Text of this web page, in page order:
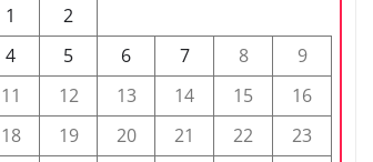
1
2
4 5 6 7 8
9
11 12 13 14 15
16
18 19 20 21 22
23